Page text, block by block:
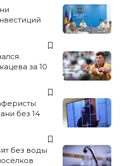
за 10
без 14
без воды